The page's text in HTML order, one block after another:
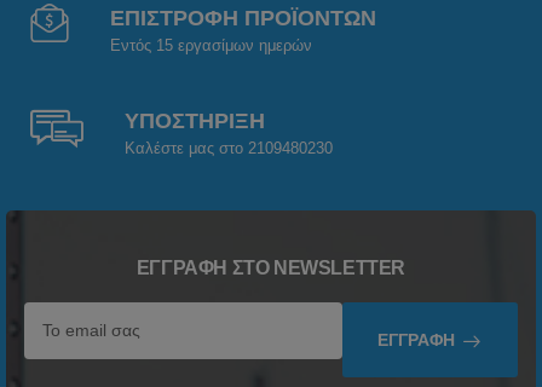
ΕΠΙΣΤΡΟΦΗ ΠΡΟΪΟΝΤΩΝ
Εντός 15 εργασίμων ημερών
ΥΠΟΣΤΗΡΙΞΗ
Καλέστε μας στο 2109480230
ΕΓΓΡΑΦΉ ΣΤΟ NEWSLETTER
ΕΓΓΡΑΦΉ